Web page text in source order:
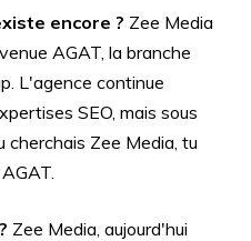
encore ? Zee Media
AGAT, la branche
L'agence continue
SEO, mais sous
Zee Media, tu
Zee Media, aujourd'hui